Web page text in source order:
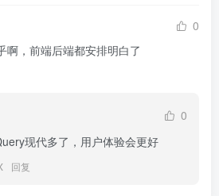
0
啊，前端后端都安排明白了
0
现代多了，用户体验会更好
回复